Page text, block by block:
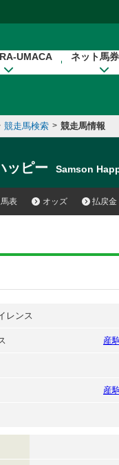
UMACA ネット馬
競走馬検索 > 競走馬情報
ッピー Samson
表 オッズ 払戻金
レンス
産
産